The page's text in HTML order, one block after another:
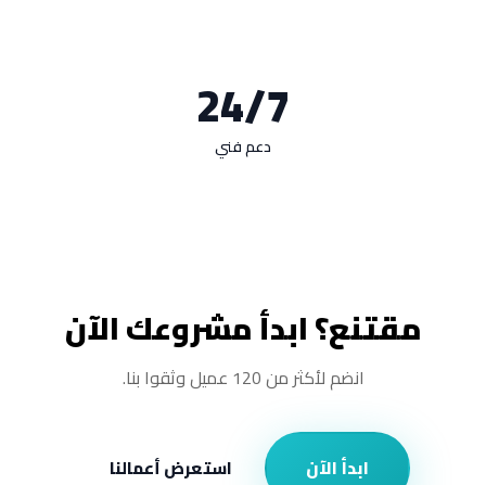
24/7
دعم فني
مقتنع؟ ابدأ مشروعك الآن
انضم لأكثر من 120 عميل وثقوا بنا.
ابدأ الآن استعرض أعمالنا